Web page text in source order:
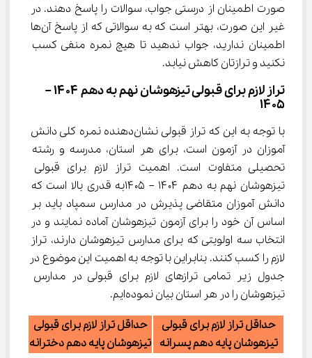
صورت اطمینان از درستی جواب، سوالات را پاسخ دهند. در
غیر این صورت، بهتر است که به سوالاتی که از پاسخ آن‌ها
اطمینان ندارید، جواب ندهید تا هیچ نمره منفی کسب
نکنید و ترازتان کاهش نیابد.
تراز لازم برای قبولی تیزهوشان نهم به دهم ۱۴۰۴ –
۱۴۰۵
با توجه به این که تراز قبولی نشان‌دهنده نمره کلی دانش
آموزان در آزمون است، برای هر استان، مدرسه و رشته
تحصیلی متفاوت است. اهمیت تراز لازم برای قبولی
تیزهوشان نهم به دهم ۱۴۰۴ – ۱۴۰۵به قدری بالا است که
دانش آموزان متقاضی پذیرش در مدارس سمپاد باید بر
اساس آن خود را برای آزمون تیزهوشان آماده نمایند و در
انتخاب سه اولویتی که برای مدارس تیزهوشان دارند، تراز
لازم را کسب کنند. بنابراین با توجه به اهمیت این موضوع در
جدول زیر تمامی ترازهای لازم برای قبولی در مدارس
تیزهوشان را در هر استان بیان نموده‌ایم.
حداقل تراز لازم برای قبولی
تیزهوشان پایه دهم پسرانه
حداقل تراز لازم برای قبولی
تیزهوشان پایه دهم دخترانه